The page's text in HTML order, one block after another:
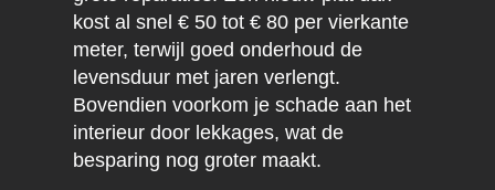
kost al snel € 50 tot € 80 per vierkante
meter, terwijl goed onderhoud de
levensduur met jaren verlengt.
Bovendien voorkom je schade aan het
interieur door lekkages, wat de
besparing nog groter maakt.